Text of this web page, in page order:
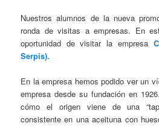
Nuestros alumnos de la nueva
ronda de visitas a empresas. En
oportunidad de visitar la empresa
Serpis).
En la empresa hemos podido ver un
empresa desde su fundación en
cómo el origen viene de una
consistente en una aceituna con